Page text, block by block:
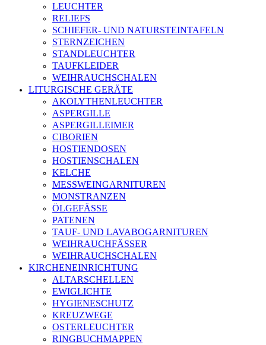
LEUCHTER
RELIEFS
SCHIEFER- UND NATURSTEINTAFELN
STERNZEICHEN
STANDLEUCHTER
TAUFKLEIDER
WEIHRAUCHSCHALEN
LITURGISCHE GERÄTE
AKOLYTHENLEUCHTER
ASPERGILLE
ASPERGILLEIMER
CIBORIEN
HOSTIENDOSEN
HOSTIENSCHALEN
KELCHE
MESSWEINGARNITUREN
MONSTRANZEN
ÖLGEFÄSSE
PATENEN
TAUF- UND LAVABOGARNITUREN
WEIHRAUCHFÄSSER
WEIHRAUCHSCHALEN
KIRCHENEINRICHTUNG
ALTARSCHELLEN
EWIGLICHTE
HYGIENESCHUTZ
KREUZWEGE
OSTERLEUCHTER
RINGBUCHMAPPEN